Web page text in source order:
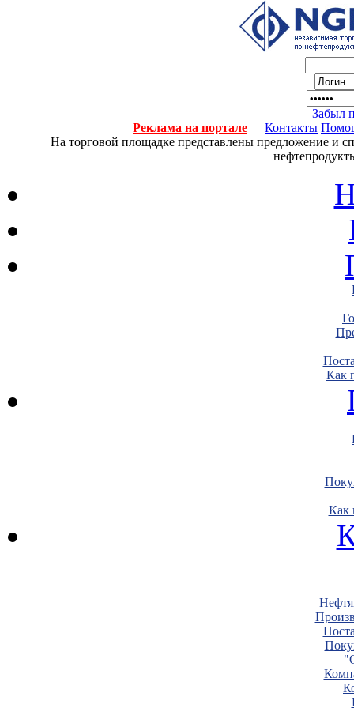
Забыл
Реклама на портале
Контакты
На торговой площадке представлены предложение и
Как
Как